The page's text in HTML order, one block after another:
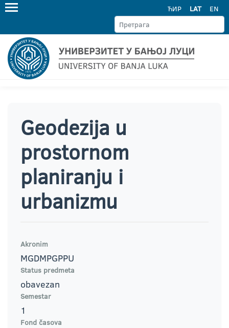
ЋИР LAT EN
Geodezija u
prostornom
planiranju i
urbanizmu
Akronim
MGDMPGPPU
Status predmeta
obavezan
Semestar
1
Fond časova